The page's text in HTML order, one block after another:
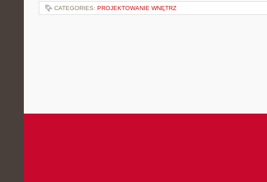
CATEGORIES: PROJEKTOWANIE WNĘTRZ